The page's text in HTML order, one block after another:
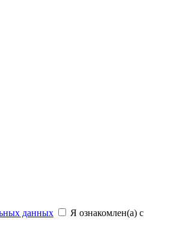
данных
Я ознакомлен(а) с